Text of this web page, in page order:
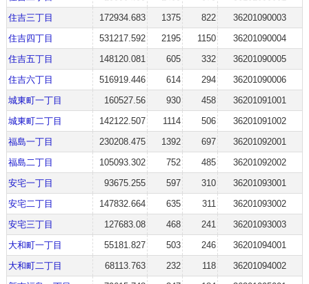
住吉三丁目
172934.683 1375 822
36201090003
住吉四丁目
531217.592 2195 1150
36201090004
住吉五丁目
148120.081 605 332
36201090005
住吉六丁目
516919.446 614 294
36201090006
城東町一丁目
160527.56 930 458
36201091001
城東町二丁目
142122.507 1114 506
36201091002
福島一丁目
230208.475 1392 697
36201092001
福島二丁目
105093.302 752 485
36201092002
安宅一丁目
93675.255 597 310
36201093001
安宅二丁目
147832.664 635 311
36201093002
安宅三丁目
127683.08 468 241
36201093003
大和町一丁目
55181.827 503 246
36201094001
大和町二丁目
68113.763 232 118
36201094002